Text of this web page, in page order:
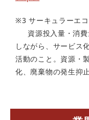
※3 サーキュラーエコ
資源投入量・消費
しながら、サービス
活動のこと。資源・
化、廃棄物の発生抑